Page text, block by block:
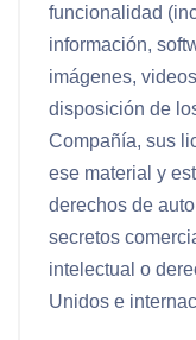
funcionalidad
información,
imágenes,
disposición de
Compañía, sus
ese material y
derechos de
secretos
intelectual o
Unidos e